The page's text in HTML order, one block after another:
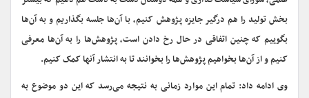
بخش تولید را هم درگیر جایزه پژوهش کنیم، با آن‌ها جلسه بگذاریم و به آن‌ها
بگوییم که چنین اتفاقی در حال رخ دادن است، پژوهش‌ها را به آن‌ها معرفی
کنیم و از آن‌ها بخواهیم پژوهش‌ها را بخوانند تا به انتشار آنها کمک کنیم.
وی ادامه داد: تمام این موارد زمانی به نتیجه می‌رسد که این دو موضوع به